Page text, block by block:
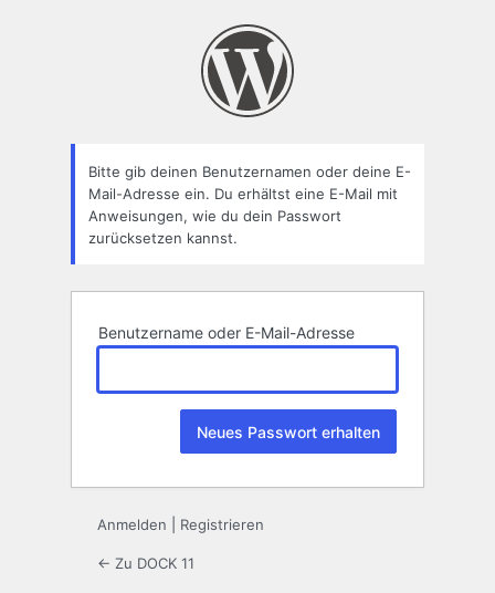
Bitte gib deinen Benutzernamen oder deine E-
Mail-Adresse ein. Du erhältst eine E-Mail mit
Anweisungen, wie du dein Passwort
zurücksetzen kannst.
Benutzername oder E-Mail-Adresse
Anmelden Registrieren
← Zu DOCK 11